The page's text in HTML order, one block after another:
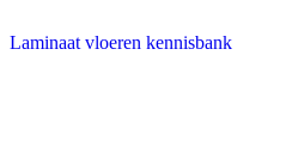
Laminaat vloeren kennisbank